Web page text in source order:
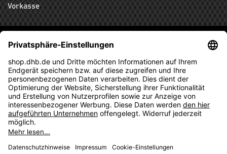
Vorkasse
ABONNIEREN SIE DEN KOSTENLOSEN DHB-FANSHOP
NEWSLETTER UND VERPASSEN SIE KEINE NEUIGKEIT ODER
AKTION MEHR.
ANMELDEN